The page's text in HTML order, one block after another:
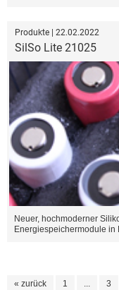
Produkte | 22.02.2022
SilSo Lite 21025
Neuer, hochmoderner
Energiespeichermodule in
« zurück 1 ... 3